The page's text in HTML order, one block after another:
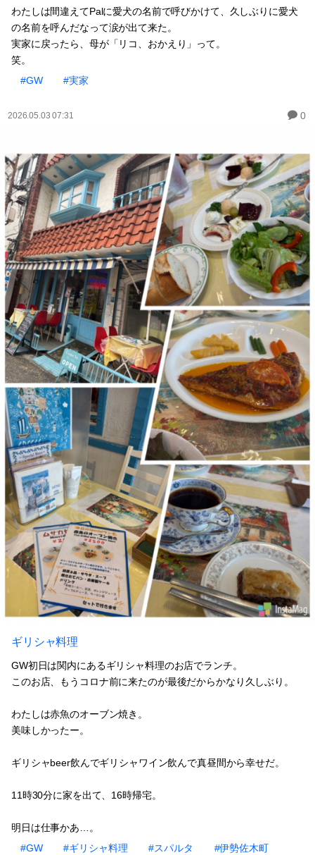
わたしは間違えてPalに愛犬の名前で呼びかけて、久しぶりに愛犬
の名前を呼んだなって涙が出て来た。
実家に戻ったら、母が「リコ、おかえり」って。
笑。
#GW
#実家
2026.05.03 07:31 0
ギリシャ料理
GW初日は関内にあるギリシャ料理のお店でランチ。
このお店、もうコロナ前に来たのが最後だからかなり久しぶり。
わたしは赤魚のオーブン焼き。
美味しかったー。
ギリシャbeer飲んでギリシャワイン飲んで真昼間から幸せだ。
11時30分に家を出て、16時帰宅。
明日は仕事かあ…。
#GW
#ギリシャ料理 #スパルタ #伊勢佐木町